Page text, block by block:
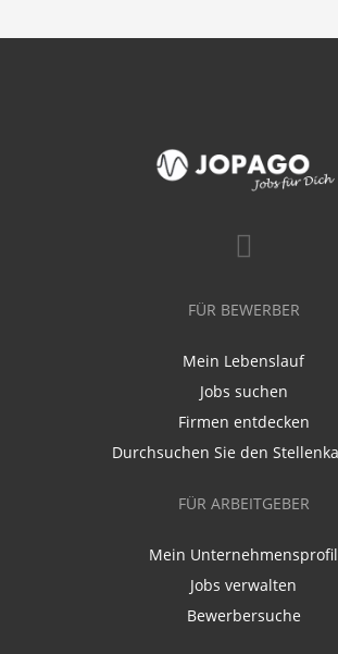
FÜR BEWERBER
Mein Lebenslauf
Jobs suchen
Firmen entdecken
Durchsuchen Sie den
FÜR ARBEITGEBER
Mein Unternehmensprofil
Jobs verwalten
Bewerbersuche